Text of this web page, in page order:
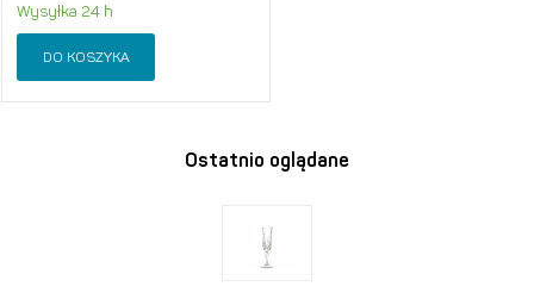
Wysyłka 24 h
DO KOSZYKA
Ostatnio oglądane